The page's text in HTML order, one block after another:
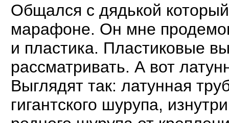
Общался с дядькой
марафоне. Он мне
и пластика. Пластиковые
рассматривать. А вот
Выглядят так: латунная
гигантского шурупа,